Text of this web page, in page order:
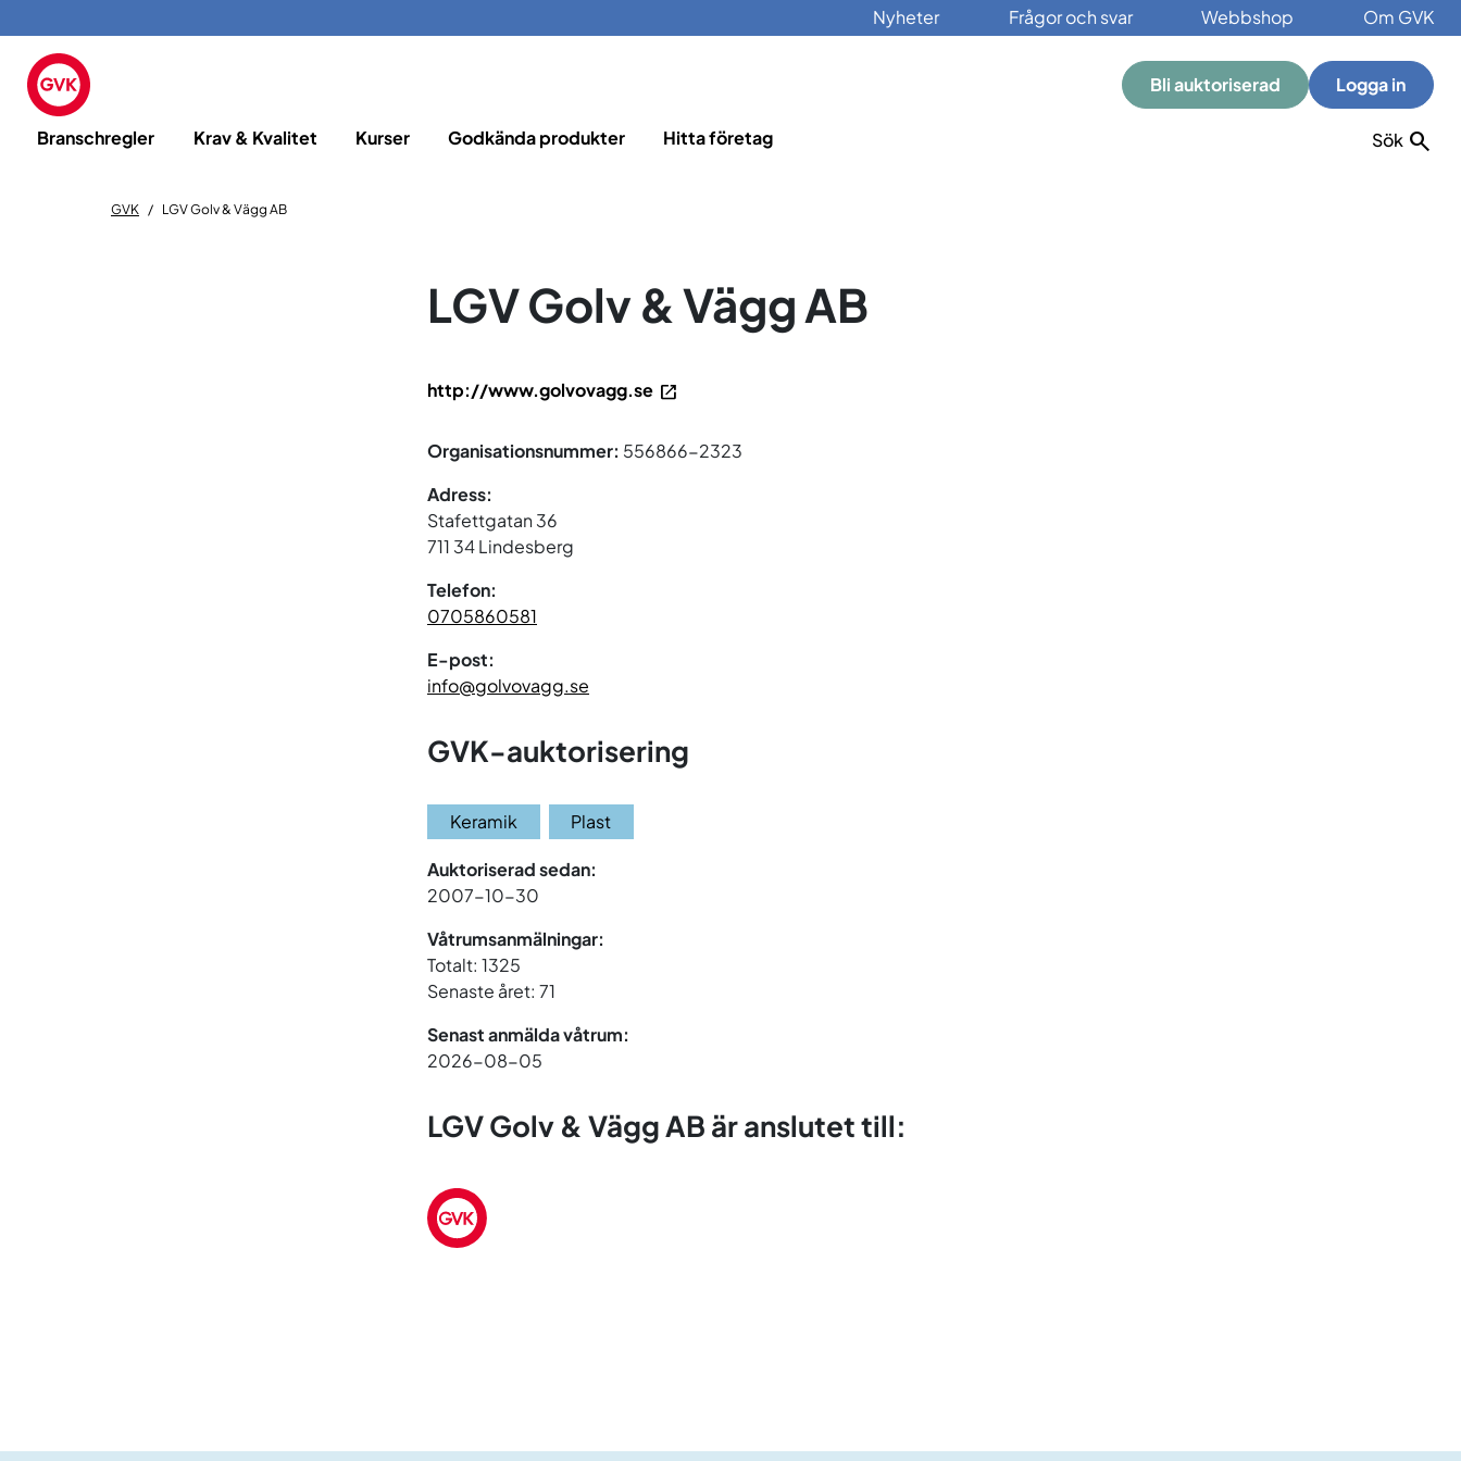
Nyheter Frågor och svar Webbshop Om GVK
Branschregler Krav & Kvalitet Kurser Godkända produkter Hitta företag
Bli auktoriserad Logga in
Sök
GVK LGV Golv & Vägg AB
LGV Golv & Vägg AB
http://www.golvovagg.se
Organisationsnummer: 556866-2323
Adress:
Stafettgatan 36
711 34 Lindesberg
Telefon:
0705860581
E-post:
info@golvovagg.se
GVK-auktorisering
Keramik Plast
Auktoriserad sedan:
2007-10-30
Våtrumsanmälningar:
Totalt: 1325
Senaste året: 71
Senast anmälda våtrum:
2026-08-05
LGV Golv & Vägg AB är anslutet till: